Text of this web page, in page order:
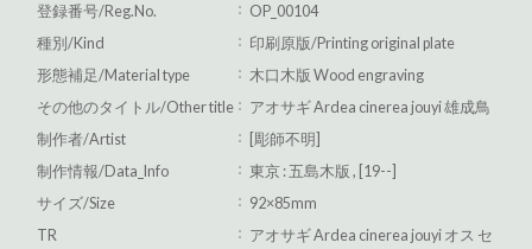
登録番号/Reg.No.
OP_00104
種別/Kind
印刷原版/Printing original plate
形態補足/Material type
木口木版 Wood engraving
その他のタイトル/Other title
アオサギ Ardea cinerea jouyi 雄成鳥
制作者/Artist
[彫師不明]
制作情報/Data_Info
東京 : 五島木版 , [19--]
サイズ/Size
92×85mm
TR
アオサギ Ardea cinerea jouyi オス セ